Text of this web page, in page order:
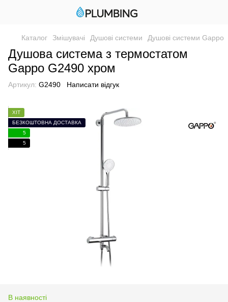
Каталог Змішувачі Душові системи Душові системи Gappo
Душова система з термостатом
Gappo G2490 хром
Артикул: G2490 Написати відгук
ХІТ
БЕЗКОШТОВНА ДОСТАВКА
5
5
В наявності